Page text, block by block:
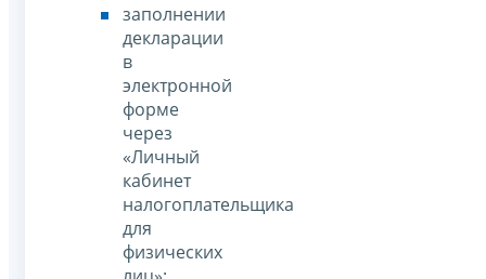
заполнении
декларации
в
электронной
форме
через
«Личный
кабинет
налогоплательщика
для
физических